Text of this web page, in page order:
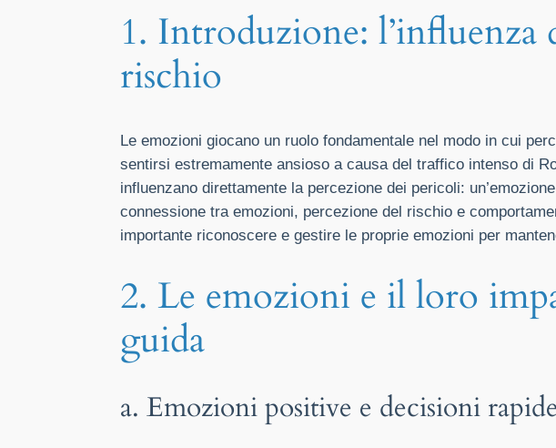
1. Introduzione: l’influenza
rischio
Le emozioni giocano un ruolo fondamentale nel modo in cui
sentirsi estremamente ansioso a causa del traffico intenso di
influenzano direttamente la percezione dei pericoli:
connessione tra emozioni, percezione del rischio e
importante riconoscere e gestire le proprie emozioni per
2. Le emozioni e il loro
guida
a. Emozioni positive e decisioni